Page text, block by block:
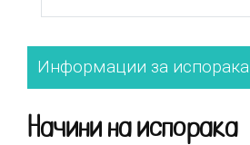
Информации за испорака
Начини на испорака